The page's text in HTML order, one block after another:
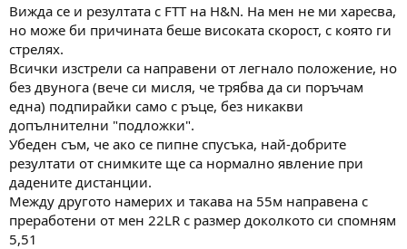
Вижда се и резултата с FTT на H&N. На мен не ми харесва,
но може би причината беше високата скорост, с която ги
стрелях.
Всички изстрели са направени от легнало положение, но
без двунога (вече си мисля, че трябва да си поръчам
една) подпирайки само с ръце, без никакви
допълнителни "подложки".
Убеден съм, че ако се пипне спусъка, най-добрите
резултати от снимките ще са нормално явление при
дадените дистанции.
Между другото намерих и такава на 55м направена с
преработени от мен 22LR с размер доколкото си спомням
5,51